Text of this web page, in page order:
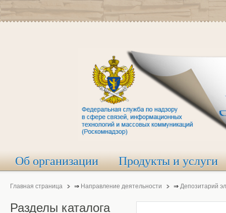
Об организации Продукты и услуги
Главная страница ⇒ Направление деятельности ⇒ Депозитарий
Разделы каталога